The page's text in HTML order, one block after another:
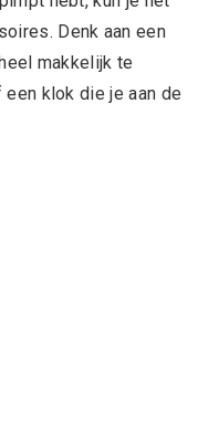
Denk aan een
makkelijk te
klok die je aan de